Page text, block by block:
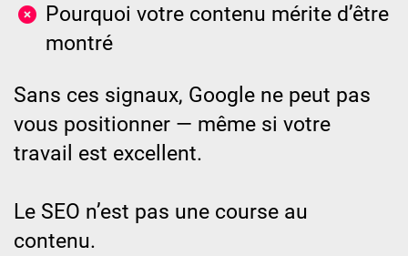
Pourquoi votre contenu mérite d’être
montré
Sans ces signaux, Google ne peut pas
vous positionner — même si votre
travail est excellent.
Le SEO n’est pas une course au
contenu.